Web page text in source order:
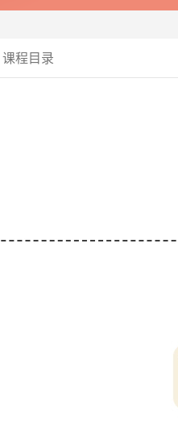
课程目录